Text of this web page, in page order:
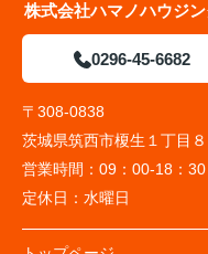
株式会社ハマノハウジ
0296-45-6682
〒308-0838
茨城県筑西市榎生１丁目
営業時間： 09：00-18：30
定休日： 水曜日